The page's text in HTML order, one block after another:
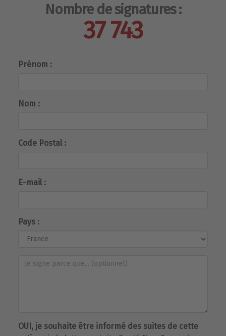
Nombre de signatures :
37 743
Prénom :
Nom :
Code Postal :
E-mail :
Pays :
OUI, je souhaite être informé des suites de cette